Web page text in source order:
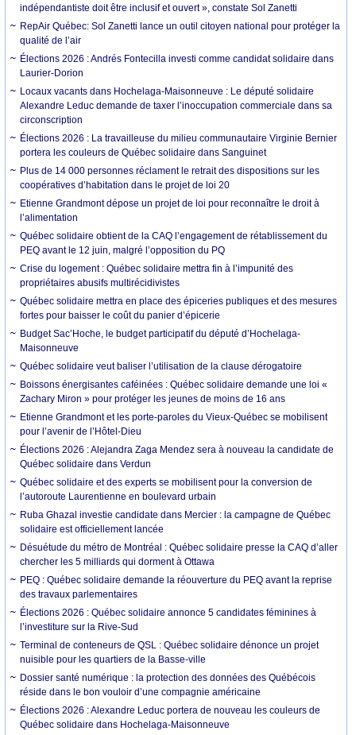
indépendantiste doit être inclusif et ouvert », constate Sol Zanetti
RepAir Québec: Sol Zanetti lance un outil citoyen national pour protéger la
qualité de l’air
Élections 2026 : Andrés Fontecilla investi comme candidat solidaire dans
Laurier-Dorion
Locaux vacants dans Hochelaga-Maisonneuve : Le député solidaire
Alexandre Leduc demande de taxer l’inoccupation commerciale dans sa
circonscription
Élections 2026 : La travailleuse du milieu communautaire Virginie Bernier
portera les couleurs de Québec solidaire dans Sanguinet
Plus de 14 000 personnes réclament le retrait des dispositions sur les
coopératives d’habitation dans le projet de loi 20
Etienne Grandmont dépose un projet de loi pour reconnaître le droit à
l’alimentation
Québec solidaire obtient de la CAQ l’engagement de rétablissement du
PEQ avant le 12 juin, malgré l’opposition du PQ
Crise du logement : Québec solidaire mettra fin à l’impunité des
propriétaires abusifs multirécidivistes
Québec solidaire mettra en place des épiceries publiques et des mesures
fortes pour baisser le coût du panier d’épicerie
Budget Sac’Hoche, le budget participatif du député d’Hochelaga-
Maisonneuve
Québec solidaire veut baliser l’utilisation de la clause dérogatoire
Boissons énergisantes caféinées : Québec solidaire demande une loi «
Zachary Miron » pour protéger les jeunes de moins de 16 ans
Etienne Grandmont et les porte-paroles du Vieux-Québec se mobilisent
pour l’avenir de l’Hôtel-Dieu
Élections 2026 : Alejandra Zaga Mendez sera à nouveau la candidate de
Québec solidaire dans Verdun
Québec solidaire et des experts se mobilisent pour la conversion de
l’autoroute Laurentienne en boulevard urbain
Ruba Ghazal investie candidate dans Mercier : la campagne de Québec
solidaire est officiellement lancée
Désuétude du métro de Montréal : Québec solidaire presse la CAQ d’aller
chercher les 5 milliards qui dorment à Ottawa
PEQ : Québec solidaire demande la réouverture du PEQ avant la reprise
des travaux parlementaires
Élections 2026 : Québec solidaire annonce 5 candidates féminines à
l’investiture sur la Rive-Sud
Terminal de conteneurs de QSL : Québec solidaire dénonce un projet
nuisible pour les quartiers de la Basse-ville
Dossier santé numérique : la protection des données des Québécois
réside dans le bon vouloir d’une compagnie américaine
Élections 2026 : Alexandre Leduc portera de nouveau les couleurs de
Québec solidaire dans Hochelaga-Maisonneuve